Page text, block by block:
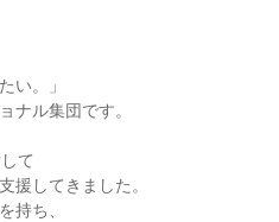
い。」
ナル集団です。
て
援してきました。
持ち、